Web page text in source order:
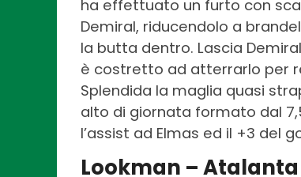
ha effettuato un furto con
Demiral, riducendolo a
la butta dentro. Lascia
è costretto ad atterrarlo per
Splendida la maglia quasi
alto di giornata formato dal
l’assist ad Elmas ed il +3 del
Lookman – Atalanta